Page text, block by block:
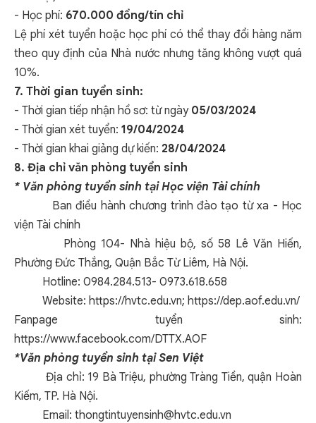
- Học phí: 670.000 đồng/tín chỉ
Lệ phí xét tuyển hoặc học phí có thể thay đổi hàng năm
theo quy định của Nhà nước nhưng tăng không vượt quá
10%.
7. Thời gian tuyển sinh:
- Thời gian tiếp nhận hồ sơ: từ ngày 05/03/2024
- Thời gian xét tuyển: 19/04/2024
- Thời gian khai giảng dự kiến: 28/04/2024
8. Địa chỉ văn phòng tuyển sinh
* Văn phòng tuyển sinh tại Học viện Tài chính
Ban điều hành chương trình đào tạo từ xa - Học
viện Tài chính
Phòng 104- Nhà hiệu bộ, số 58 Lê Văn Hiến,
Phường Đức Thắng, Quận Bắc Từ Liêm, Hà Nội.
Hotline: 0984.284.513- 0973.618.658
Website: https://hvtc.edu.vn; https://dep.aof.edu.vn/
Fanpage tuyển sinh:
https://www.facebook.com/DTTX.AOF
*Văn phòng tuyển sinh tại Sen Việt
Địa chỉ: 19 Bà Triệu, phường Tràng Tiền, quận Hoàn
Kiếm, TP. Hà Nội.
Email: thongtintuyensinh@hvtc.edu.vn